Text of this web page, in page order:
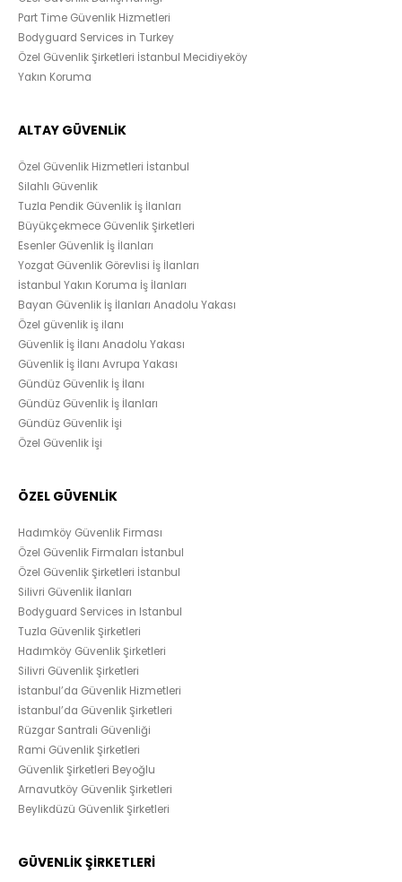
Part Time Güvenlik Hizmetleri
Bodyguard Services in Turkey
Özel Güvenlik Şirketleri İstanbul Mecidiyeköy
Yakın Koruma
ALTAY GÜVENLİK
Özel Güvenlik Hizmetleri İstanbul
Silahlı Güvenlik
Tuzla Pendik Güvenlik İş İlanları
Büyükçekmece Güvenlik Şirketleri
Esenler Güvenlik İş İlanları
Yozgat Güvenlik Görevlisi İş İlanları
İstanbul Yakın Koruma İş İlanları
Bayan Güvenlik İş İlanları Anadolu Yakası
Özel güvenlik iş ilanı
Güvenlik İş İlanı Anadolu Yakası
Güvenlik İş İlanı Avrupa Yakası
Gündüz Güvenlik İş İlanı
Gündüz Güvenlik İş İlanları
Gündüz Güvenlik İşi
Özel Güvenlik İşi
ÖZEL GÜVENLİK
Hadımköy Güvenlik Firması
Özel Güvenlik Firmaları İstanbul
Özel Güvenlik Şirketleri İstanbul
Silivri Güvenlik İlanları
Bodyguard Services in Istanbul
Tuzla Güvenlik Şirketleri
Hadımköy Güvenlik Şirketleri
Silivri Güvenlik Şirketleri
İstanbul’da Güvenlik Hizmetleri
İstanbul’da Güvenlik Şirketleri
Rüzgar Santrali Güvenliği
Rami Güvenlik Şirketleri
Güvenlik Şirketleri Beyoğlu
Arnavutköy Güvenlik Şirketleri
Beylikdüzü Güvenlik Şirketleri
GÜVENLİK ŞİRKETLERİ